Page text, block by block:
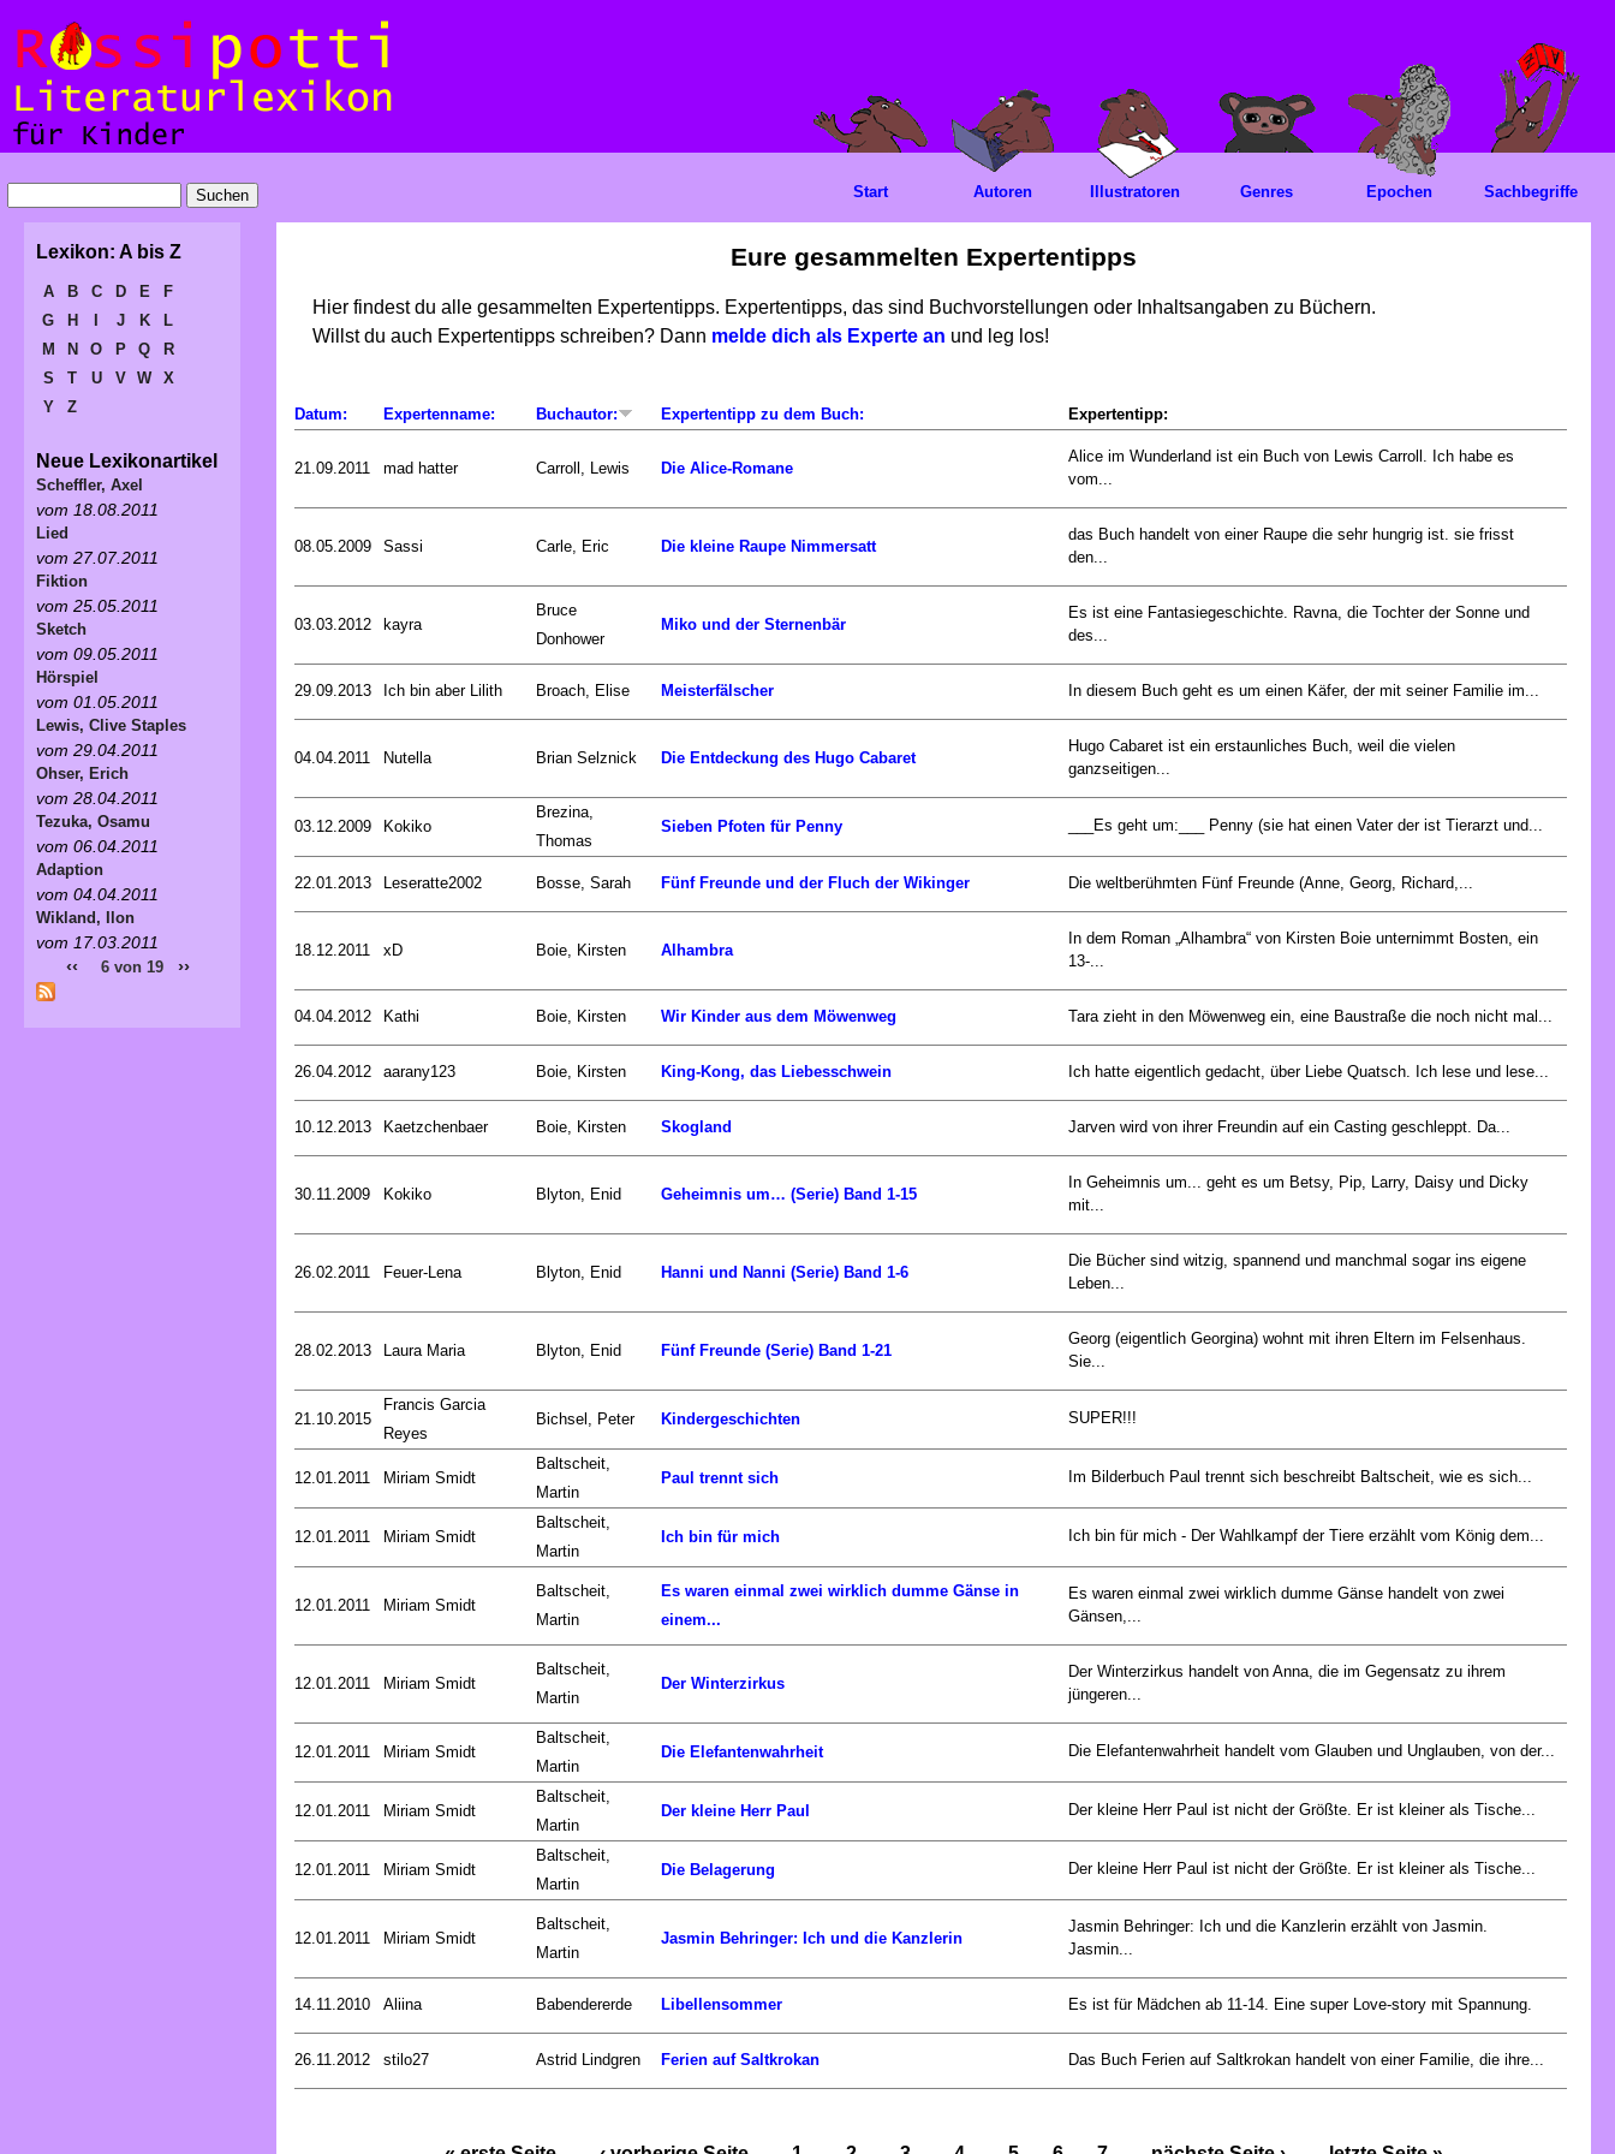
Eure gesammelten Expertentipps
Hier findest du alle gesammelten Expertentipps. Expertentipps, das sind Buchvorstellungen oder Inhaltsangaben zu Büchern.
Willst du auch Expertentipps schreiben? Dann melde dich als Experte an und leg los!
Datum: Expertenname: Buchautor: Expertentipp zu dem Buch: Expertentipp:
21.09.2011 mad hatter Carroll, Lewis Die Alice-Romane
Alice im Wunderland ist ein Buch von Lewis Carroll. Ich habe es
vom...
08.05.2009 Sassi Carle, Eric Die kleine Raupe Nimmersatt
das Buch handelt von einer Raupe die sehr hungrig ist. sie frisst
den...
03.03.2012 kayra
Bruce
Donhower
Miko und der Sternenbär
Es ist eine Fantasiegeschichte. Ravna, die Tochter der Sonne und
des...
29.09.2013 Ich bin aber Lilith Broach, Elise Meisterfälscher In diesem Buch geht es um einen Käfer, der mit seiner Familie im...
04.04.2011 Nutella Brian Selznick Die Entdeckung des Hugo Cabaret
Hugo Cabaret ist ein erstaunliches Buch, weil die vielen
ganzseitigen...
03.12.2009 Kokiko
Brezina,
Thomas
Sieben Pfoten für Penny ___Es geht um:___ Penny (sie hat einen Vater der ist Tierarzt und...
22.01.2013 Leseratte2002 Bosse, Sarah Fünf Freunde und der Fluch der Wikinger Die weltberühmten Fünf Freunde (Anne, Georg, Richard,...
18.12.2011 xD Boie, Kirsten Alhambra
In dem Roman „Alhambra“ von Kirsten Boie unternimmt Bosten, ein
13-...
04.04.2012 Kathi Boie, Kirsten Wir Kinder aus dem Möwenweg Tara zieht in den Möwenweg ein, eine Baustraße die noch nicht mal...
26.04.2012 aarany123 Boie, Kirsten King-Kong, das Liebesschwein Ich hatte eigentlich gedacht, über Liebe Quatsch. Ich lese und lese...
10.12.2013 Kaetzchenbaer Boie, Kirsten Skogland Jarven wird von ihrer Freundin auf ein Casting geschleppt. Da...
30.11.2009 Kokiko Blyton, Enid Geheimnis um… (Serie) Band 1-15
In Geheimnis um... geht es um Betsy, Pip, Larry, Daisy und Dicky
mit...
26.02.2011 Feuer-Lena Blyton, Enid Hanni und Nanni (Serie) Band 1-6
Die Bücher sind witzig, spannend und manchmal sogar ins eigene
Leben...
28.02.2013 Laura Maria Blyton, Enid Fünf Freunde (Serie) Band 1-21
Georg (eigentlich Georgina) wohnt mit ihren Eltern im Felsenhaus.
Sie...
21.10.2015
Francis Garcia
Reyes
Bichsel, Peter Kindergeschichten SUPER!!!
12.01.2011 Miriam Smidt
Baltscheit,
Martin
Paul trennt sich Im Bilderbuch Paul trennt sich beschreibt Baltscheit, wie es sich...
12.01.2011 Miriam Smidt
Baltscheit,
Martin
Ich bin für mich Ich bin für mich - Der Wahlkampf der Tiere erzählt vom König dem...
12.01.2011 Miriam Smidt
Baltscheit,
Martin
Es waren einmal zwei wirklich dumme Gänse in
einem...
Es waren einmal zwei wirklich dumme Gänse handelt von zwei
Gänsen,...
12.01.2011 Miriam Smidt
Baltscheit,
Martin
Der Winterzirkus
Der Winterzirkus handelt von Anna, die im Gegensatz zu ihrem
jüngeren...
12.01.2011 Miriam Smidt
Baltscheit,
Martin
Die Elefantenwahrheit Die Elefantenwahrheit handelt vom Glauben und Unglauben, von der...
12.01.2011 Miriam Smidt
Baltscheit,
Martin
Der kleine Herr Paul Der kleine Herr Paul ist nicht der Größte. Er ist kleiner als Tische...
12.01.2011 Miriam Smidt
Baltscheit,
Martin
Die Belagerung Der kleine Herr Paul ist nicht der Größte. Er ist kleiner als Tische...
12.01.2011 Miriam Smidt
Baltscheit,
Martin
Jasmin Behringer: Ich und die Kanzlerin
Jasmin Behringer: Ich und die Kanzlerin erzählt von Jasmin.
Jasmin...
14.11.2010 Aliina Babendererde Libellensommer Es ist für Mädchen ab 11-14. Eine super Love-story mit Spannung.
26.11.2012 stilo27 Astrid Lindgren Ferien auf Saltkrokan Das Buch Ferien auf Saltkrokan handelt von einer Familie, die ihre...
Start Autoren Illustratoren Genres Epochen Sachbegriffe
Lexikon: A bis Z
A B C D E
F
G
H J K
L
M
N O P Q
R
S
T U V W
X
Y
Z
Neue Lexikonartikel
Scheffler, Axel
vom 18.08.2011
Lied
vom 27.07.2011
Fiktion
vom 25.05.2011
Sketch
vom 09.05.2011
Hörspiel
vom 01.05.2011
Lewis, Clive Staples
vom 29.04.2011
Ohser, Erich
vom 28.04.2011
Tezuka, Osamu
vom 06.04.2011
Adaption
vom 04.04.2011
Wikland, Ilon
vom 17.03.2011
‹‹ 6 von 19 ››